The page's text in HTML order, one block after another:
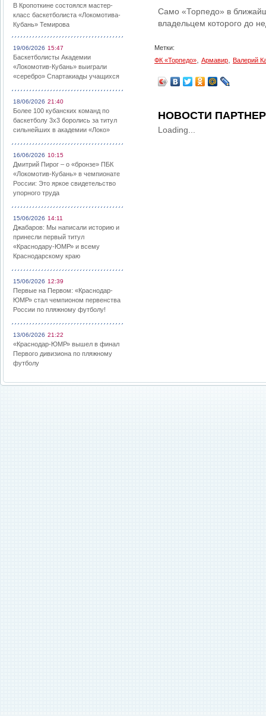
В Кропоткине состоялся мастер-
класс баскетболиста «Локомотива-
Кубань» Темирова
19/06/2026 15:47
Баскетболисты Академии
«Локомотив-Кубань» выиграли
«серебро» Спартакиады учащихся
18/06/2026 21:40
Более 100 кубанских команд по
баскетболу 3х3 боролись за титул
сильнейших в академии «Локо»
16/06/2026 10:15
Дмитрий Пирог – о «бронзе» ПБК
«Локомотив-Кубань» в чемпионате
России: Это яркое свидетельство
упорного труда
15/06/2026 14:11
Джабаров: Мы написали историю и
принесли первый титул
«Краснодару-ЮМР» и всему
Краснодарскому краю
15/06/2026 12:39
Первые на Первом: «Краснодар-
ЮМР» стал чемпионом первенства
России по пляжному футболу!
13/06/2026 21:22
«Краснодар-ЮМР» вышел в финал
Первого дивизиона по пляжному
футболу
Само «Торпедо» в
владельцем которого до
Метки:
ФК «Торпедо»
Армавир Валерий
НОВОСТИ
Loading...